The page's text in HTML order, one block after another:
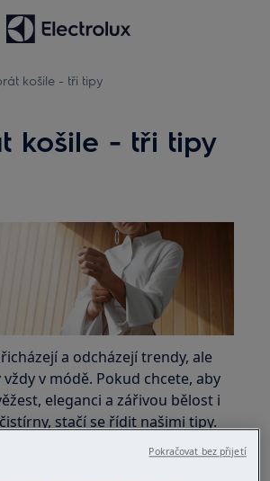
košile - tři tipy
košile - tři tipy
a odcházejí trendy, ale
v módě. Pokud chcete, aby
eleganci a zářivou bělost i
stačí se řídit našimi tipy.
Pokračovat bez přijetí